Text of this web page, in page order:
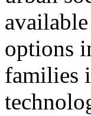
options
families